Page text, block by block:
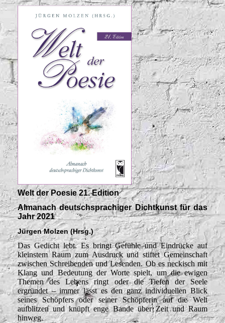
Welt der Poesie 21. Edition
Almanach deutschsprachiger Dichtkunst für das
Jahr 2021
Jürgen Molzen (Hrsg.)
Das Gedicht lebt. Es bringt Gefühle und Eindrücke auf
kleinstem Raum zum Ausdruck und stiftet Gemeinschaft
zwischen Schreibenden und Lesenden. Ob es neckisch mit
Klang und Bedeutung der Worte spielt, um die ewigen
Themen des Lebens ringt oder die Tiefen der Seele
ergründet – immer lässt es den ganz individuellen Blick
seines Schöpfers oder seiner Schöpferin auf die Welt
aufblitzen und knüpft enge Bande über Zeit und Raum
hinweg.